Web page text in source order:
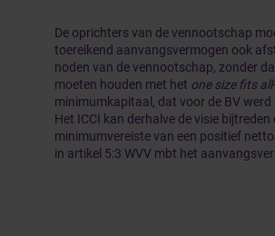
De oprichters van de vennootschap
toereikend aanvangsvermogen ook
noden van de vennootschap, zonder
moeten houden met het one size fits all
minimumkapitaal, dat voor de BV
Het ICCI kan derhalve de visie bijtreden
minimumvereiste van een positief
in artikel 5:3 WVV mbt het